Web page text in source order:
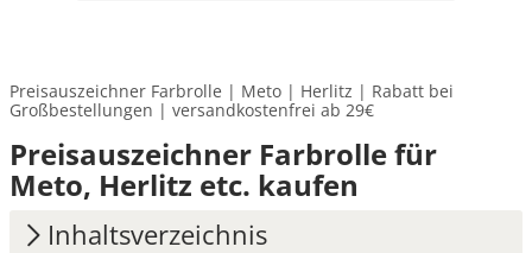
Preisauszeichner Farbrolle | Meto | Herlitz | Rabatt bei
Großbestellungen | versandkostenfrei ab 29€
Preisauszeichner Farbrolle für
Meto, Herlitz etc. kaufen
Inhaltsverzeichnis